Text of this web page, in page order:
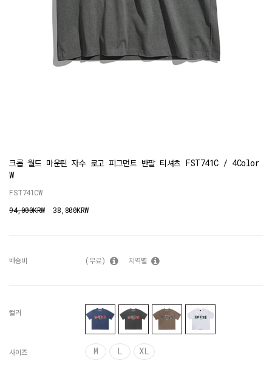
크롭 월드 마운틴 자수 로고 피그먼트 반팔 티셔츠 FST741C / 4Color
W
FST741CW
94,000KRW
38,800KRW
배송비 (무료) 지역별
컬러
사이즈 M L XL